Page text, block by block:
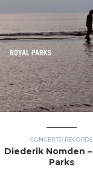
CONCERTO RECORDS
Diederik Nomden –
Parks